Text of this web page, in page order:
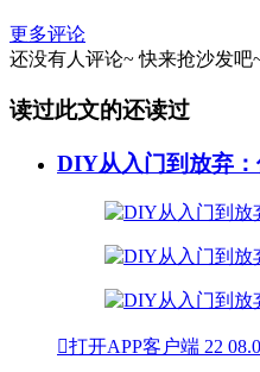
更多评论
还没有人评论~ 快来抢沙发吧
读过此文的还读过
DIY从入门到放弃
打开APP客户端 22